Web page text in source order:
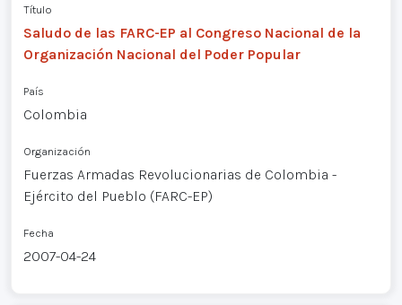
Título
Saludo de las FARC-EP al Congreso Nacional de la
Organización Nacional del Poder Popular
País
Colombia
Organización
Fuerzas Armadas Revolucionarias de Colombia -
Ejército del Pueblo (FARC-EP)
Fecha
2007-04-24